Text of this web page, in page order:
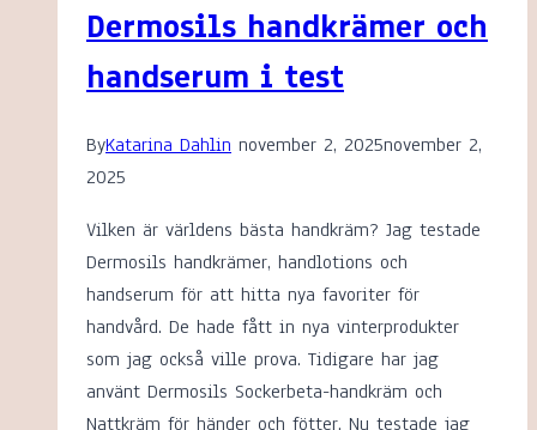
Dermosils handkrämer och
handserum i test
ByKatarina Dahlin november 2, 2025november 2,
2025
Vilken är världens bästa handkräm? Jag testade
Dermosils handkrämer, handlotions och
handserum för att hitta nya favoriter för
handvård. De hade fått in nya vinterprodukter
som jag också ville prova. Tidigare har jag
använt Dermosils Sockerbeta-handkräm och
Nattkräm för händer och fötter. Nu testade jag